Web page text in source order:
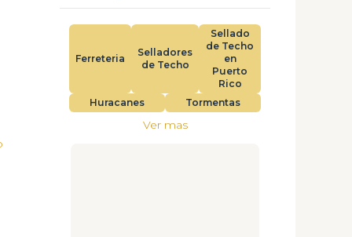
Ferreteria
Selladores
de Techo
Sellado
de Techo
en
Puerto
Rico
Huracanes
Tormentas
Ver mas